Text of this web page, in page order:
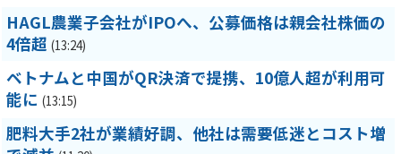
HAGL農業子会社がIPOへ、公募価格は親会社株価の
4倍超 (13:24)
ベトナムと中国がQR決済で提携、10億人超が利用可
能に (13:15)
肥料大手2社が業績好調、他社は需要低迷とコスト増